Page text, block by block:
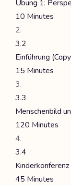
Übung 1:
10 Minutes
3.2
Einführung
15 Minutes
3.3
Menschenbild
120 Minutes
3.4
Kinderkonferenz
45 Minutes